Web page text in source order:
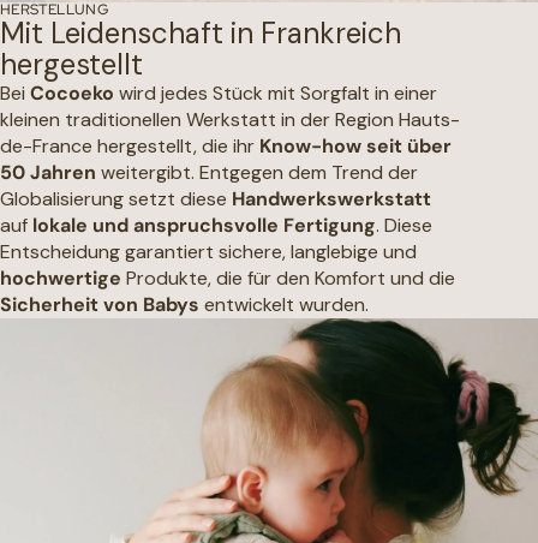
HERSTELLUNG
Mit Leidenschaft in Frankreich
hergestellt
Bei Cocoeko wird jedes Stück mit Sorgfalt in einer
kleinen traditionellen Werkstatt in der Region Hauts-
de-France hergestellt, die ihr Know-how seit über
50 Jahren weitergibt. Entgegen dem Trend der
Globalisierung setzt diese Handwerkswerkstatt
auf lokale und anspruchsvolle Fertigung. Diese
Entscheidung garantiert sichere, langlebige und
hochwertige Produkte, die für den Komfort und die
Sicherheit von Babys entwickelt wurden.